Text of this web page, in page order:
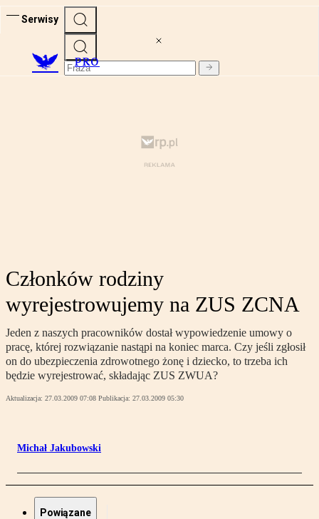
Serwisy
PRO
Członków rodziny
wyrejestrowujemy na ZUS ZCNA
Jeden z naszych pracowników dostał wypowiedzenie umowy o
pracę, której rozwiązanie nastąpi na koniec marca. Czy jeśli zgłosił
on do ubezpieczenia zdrowotnego żonę i dziecko, to trzeba ich
będzie wyrejestrować, składając ZUS ZWUA?
Aktualizacja: 27.03.2009 07:08 Publikacja: 27.03.2009 05:30
Michał Jakubowski
Powiązane